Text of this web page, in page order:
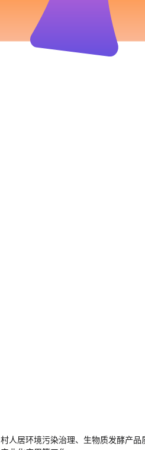
人居环境污染治理、生物质发酵产